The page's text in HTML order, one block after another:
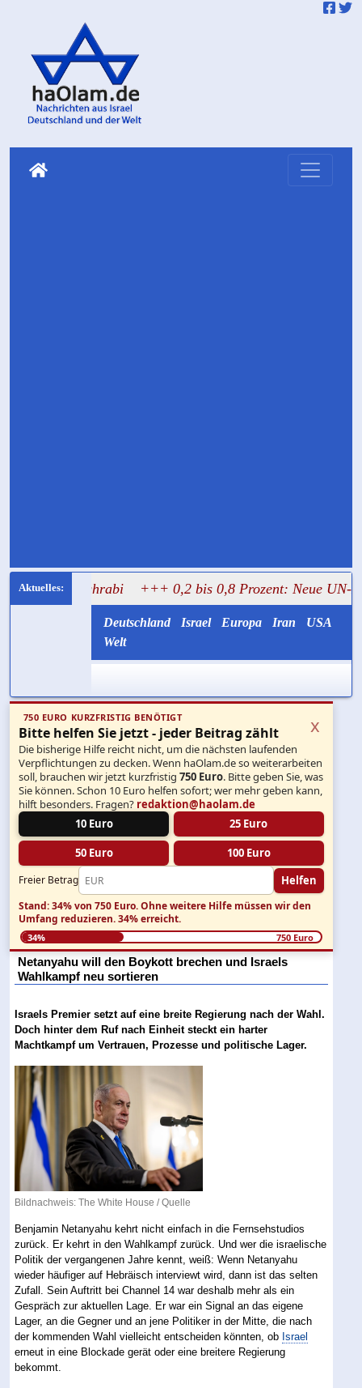
+++ 0,2 bis 0,8 Prozent: Neue UN-Daten
Deutschland Israel Europa Iran
USA
Welt
750 EURO KURZFRISTIG BENÖTIGT
Bitte helfen Sie jetzt - jeder Beitrag zählt
Die bisherige Hilfe reicht nicht, um die nächsten laufenden
Verpflichtungen zu decken. Wenn haOlam.de so weiterarbeiten
soll, brauchen wir jetzt kurzfristig750 Euro. Bitte geben Sie, was
Sie können. Schon 10 Euro helfen sofort; wer mehr geben kann,
hilft besonders. Fragen? redaktion@haolam.de
10 Euro
25 Euro
50 Euro 100 Euro
Freier Betrag Helfen
x
Stand: 34% von 750 Euro.Ohne weitere Hilfe müssen wir den
Umfang reduzieren.34% erreicht.
34% 750 Euro
Netanyahu will den Boykott brechen und Israels
Wahlkampf neu sortieren
Israels Premier setzt auf eine breite Regierung nach der Wahl.
Doch hinter dem Ruf nach Einheit steckt ein harter
Machtkampf um Vertrauen, Prozesse und politische Lager.
Bildnachweis: The White House /Quelle
Benjamin Netanyahu kehrt nicht einfach in die Fernsehstudios
zurück. Er kehrt in den Wahlkampf zurück. Und wer die israelische
Politik der vergangenen Jahre kennt, weiß: Wenn Netanyahu
wieder häufiger auf Hebräisch interviewt wird, dann ist das selten
Zufall. Sein Auftritt bei Channel 14 war deshalb mehr als ein
Gespräch zur aktuellen Lage. Er war ein Signal an das eigene
Lager, an die Gegner und an jene Politiker in der Mitte, die nach
der kommenden Wahl vielleicht entscheiden könnten, ob Israel
erneut in eine Blockade gerät oder eine breitere Regierung
bekommt.